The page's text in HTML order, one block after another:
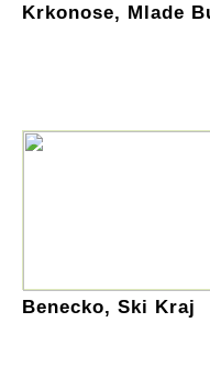
Krkonose, Mlade
Benecko, Ski Kraj